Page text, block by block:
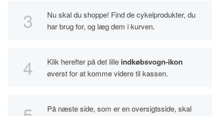
Nu skal du shoppe! Find de cykelprodukter, du
har brug for, og læg dem i kurven.
Klik herefter på det lille indkøbsvogn-ikon
øverst for at komme videre til kassen.
På næste side, som er en oversigtsside, skal